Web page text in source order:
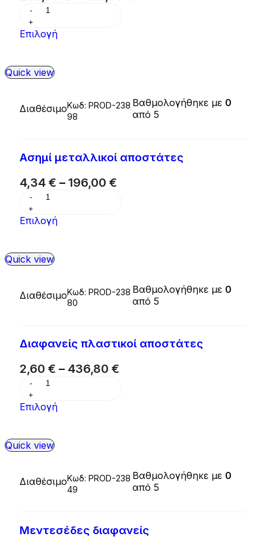
Επιλογή
Quick view
ΔιαθέσιμοΚωδ: PROD-238
98
Βαθμολογήθηκε με 0
από 5
Ασημί μεταλλικοί αποστάτες
4,34 € – 196,00 €
Επιλογή
Quick view
ΔιαθέσιμοΚωδ: PROD-238
80
Βαθμολογήθηκε με 0
από 5
Διαφανείς πλαστικοί αποστάτες
2,60 € – 436,80 €
Επιλογή
Quick view
ΔιαθέσιμοΚωδ: PROD-238
49
Βαθμολογήθηκε με 0
από 5
Μεντεσέδες διαφανείς